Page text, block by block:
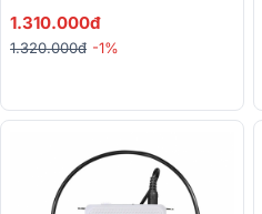
1.310.000đ
1.320.000đ -1%